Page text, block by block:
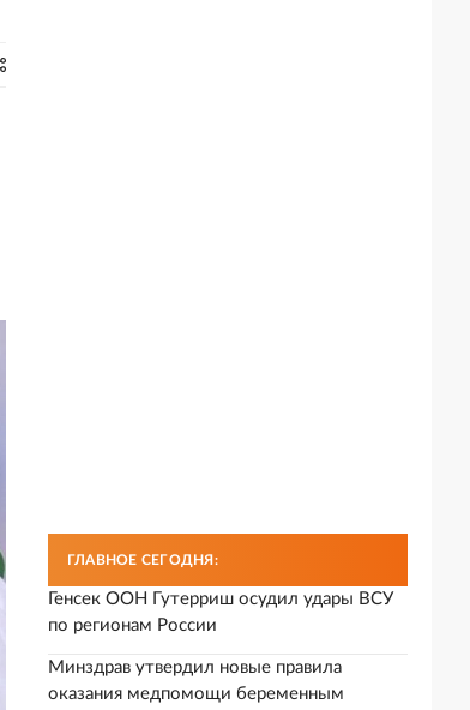
ГЛАВНОЕ СЕГОДНЯ:
Генсек ООН Гутерриш осудил удары ВСУ
по регионам России
Минздрав утвердил новые правила
оказания медпомощи беременным